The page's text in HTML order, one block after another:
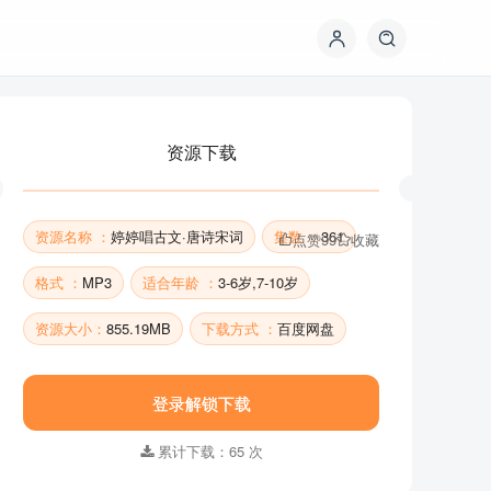
点赞99 收藏
资源下载
资源名称 ： 婷婷唱古文·唐诗宋词 集数 ：361
格式 ： MP3 适合年龄 ： 3-6岁,7-10岁
资源大小： 855.19MB 下载方式 ： 百度网盘
登录解锁下载
累计下载：65 次
婷婷唱古文·唐诗宋词